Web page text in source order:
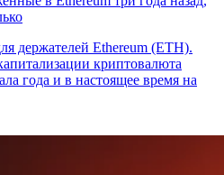
держателей Ethereum (ETH).
криптовалюта
года и в настоящее время на